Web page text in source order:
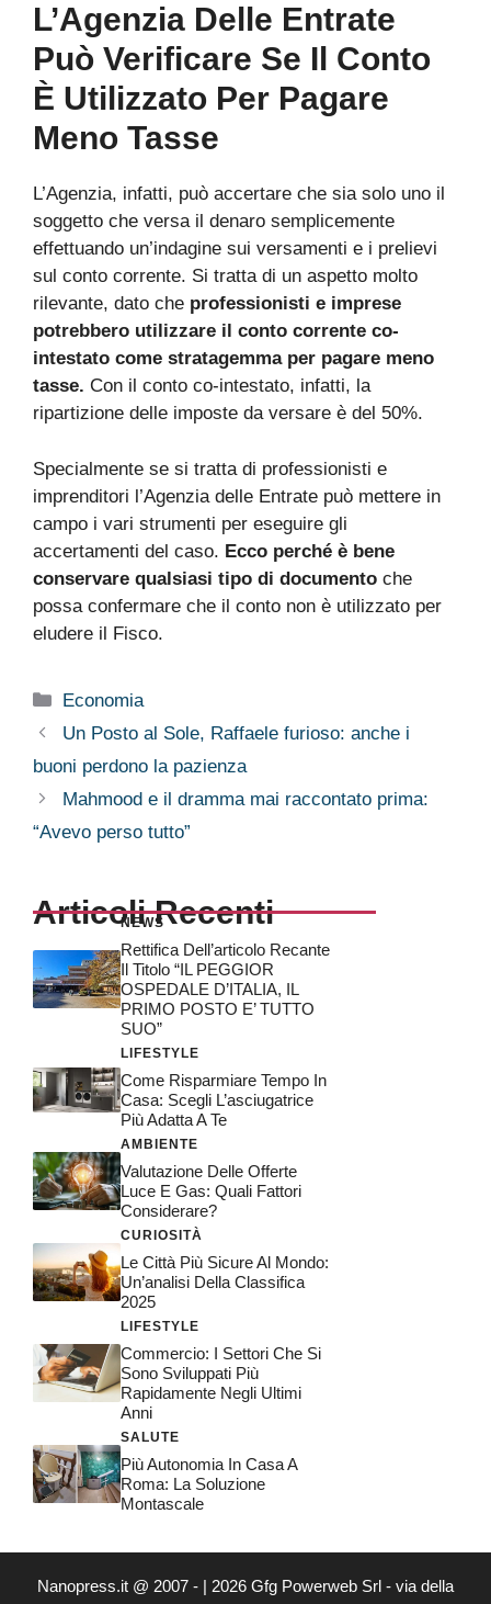
L’Agenzia Delle Entrate
Può Verificare Se Il Conto
È Utilizzato Per Pagare
Meno Tasse
L’Agenzia, infatti, può accertare che sia solo uno il
soggetto che versa il denaro semplicemente
effettuando un’indagine sui versamenti e i prelievi
sul conto corrente. Si tratta di un aspetto molto
rilevante, dato che professionisti e imprese
potrebbero utilizzare il conto corrente co-
intestato come stratagemma per pagare meno
tasse. Con il conto co-intestato, infatti, la
ripartizione delle imposte da versare è del 50%.
Specialmente se si tratta di professionisti e
imprenditori l’Agenzia delle Entrate può mettere in
campo i vari strumenti per eseguire gli
accertamenti del caso. Ecco perché è bene
conservare qualsiasi tipo di documento che
possa confermare che il conto non è utilizzato per
eludere il Fisco.
Categorie
Economia
Un Posto al Sole, Raffaele furioso: anche i
buoni perdono la pazienza
Mahmood e il dramma mai raccontato prima:
“Avevo perso tutto”
Articoli Recenti
NEWS
Rettifica Dell’articolo Recante
Il Titolo “IL PEGGIOR
OSPEDALE D’ITALIA, IL
PRIMO POSTO E’ TUTTO
SUO”
LIFESTYLE
Come Risparmiare Tempo In
Casa: Scegli L’asciugatrice
Più Adatta A Te
AMBIENTE
Valutazione Delle Offerte
Luce E Gas: Quali Fattori
Considerare?
CURIOSITÀ
Le Città Più Sicure Al Mondo:
Un’analisi Della Classifica
2025
LIFESTYLE
Commercio: I Settori Che Si
Sono Sviluppati Più
Rapidamente Negli Ultimi
Anni
SALUTE
Più Autonomia In Casa A
Roma: La Soluzione
Montascale
Nanopress.it @ 2007 - | 2026 Gfg Powerweb Srl - via della